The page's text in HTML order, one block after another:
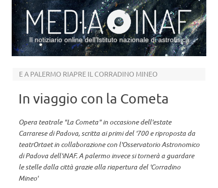
Il notiziario online dell’Istituto nazionale di astrofisica
E A PALERMO RIAPRE IL CORRADINO MINEO
In viaggio con la Cometa
Opera teatrale "La Cometa" in occasione dell'estate
Carrarese di Padova, scritta ai primi del '700 e riproposta da
teatrOrtaet in collaborazione con l'Osservatorio Astronomico
di Padova dell'iNAF. A palermo invece si tornerà a guardare
le stelle dalla città grazie alla riapertura del 'Corradino
Mineo'